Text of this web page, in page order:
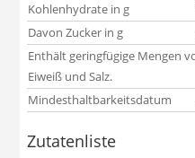
Kohlenhydrate in g
Davon Zucker in g
Enthält geringfügige Mengen
Eiweiß und Salz.
Mindesthaltbarkeitsdatum
Zutatenliste